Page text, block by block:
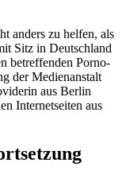
anders zu helfen, als
Sitz in Deutschland
betreffenden Porno-
der Medienanstalt
aus Berlin
Internetseiten aus